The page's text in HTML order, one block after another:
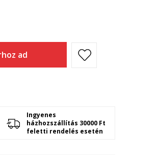
ad
Ingyenes
házhozszállítás 30000 Ft
feletti rendelés esetén